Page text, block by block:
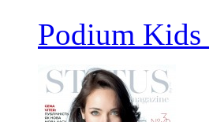
Podium Kids